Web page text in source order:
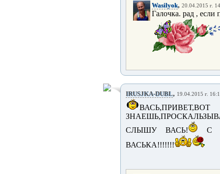
Wasilyok, 20.04.2015 г.
Галочка. рад , если
IRUSJKA-DUBL, 19.04.2015 г.
СЛЫШУ ВАСЬ!
С
ВАСЬКА!!!!!!!